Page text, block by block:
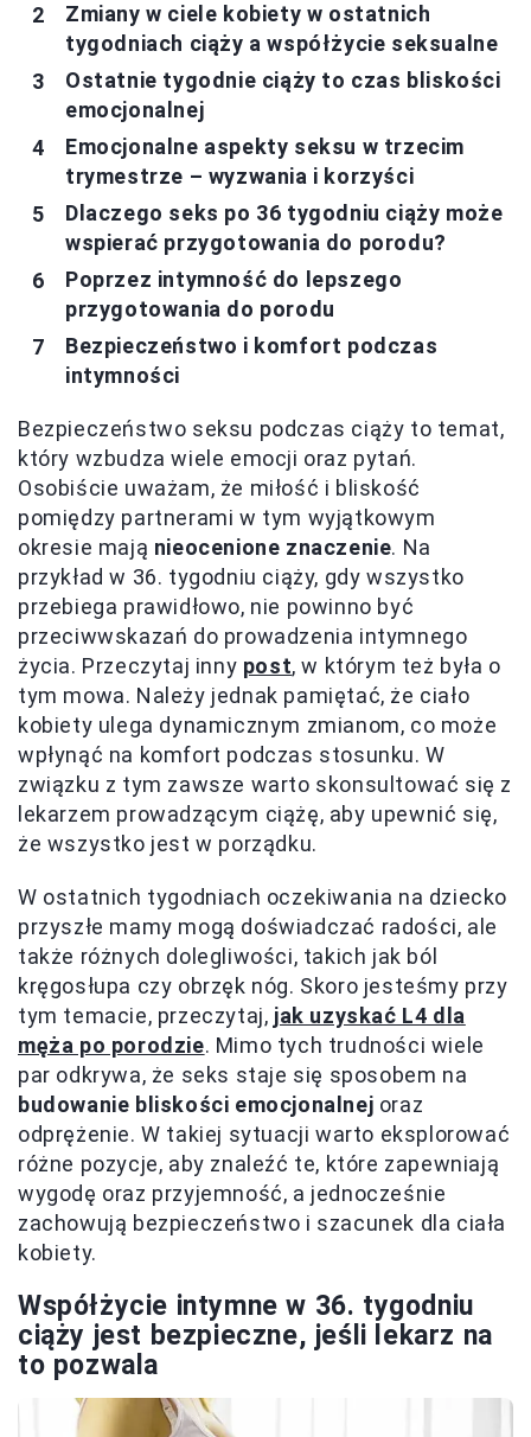
Zmiany w ciele kobiety w ostatnich
tygodniach ciąży a współżycie seksualne
Ostatnie tygodnie ciąży to czas bliskości
emocjonalnej
Emocjonalne aspekty seksu w trzecim
trymestrze – wyzwania i korzyści
Dlaczego seks po 36 tygodniu ciąży może
wspierać przygotowania do porodu?
Poprzez intymność do lepszego
przygotowania do porodu
Bezpieczeństwo i komfort podczas
intymności
Bezpieczeństwo seksu podczas ciąży to temat,
który wzbudza wiele emocji oraz pytań.
Osobiście uważam, że miłość i bliskość
pomiędzy partnerami w tym wyjątkowym
okresie mają nieocenione znaczenie. Na
przykład w 36. tygodniu ciąży, gdy wszystko
przebiega prawidłowo, nie powinno być
przeciwwskazań do prowadzenia intymnego
życia. Przeczytaj inny post, w którym też była o
tym mowa. Należy jednak pamiętać, że ciało
kobiety ulega dynamicznym zmianom, co może
wpłynąć na komfort podczas stosunku. W
związku z tym zawsze warto skonsultować się z
lekarzem prowadzącym ciążę, aby upewnić się,
że wszystko jest w porządku.
W ostatnich tygodniach oczekiwania na dziecko
przyszłe mamy mogą doświadczać radości, ale
także różnych dolegliwości, takich jak ból
kręgosłupa czy obrzęk nóg. Skoro jesteśmy przy
tym temacie, przeczytaj, jak uzyskać L4 dla
męża po porodzie. Mimo tych trudności wiele
par odkrywa, że seks staje się sposobem na
budowanie bliskości emocjonalnej oraz
odprężenie. W takiej sytuacji warto eksplorować
różne pozycje, aby znaleźć te, które zapewniają
wygodę oraz przyjemność, a jednocześnie
zachowują bezpieczeństwo i szacunek dla ciała
kobiety.
Współżycie intymne w 36. tygodniu
ciąży jest bezpieczne, jeśli lekarz na
to pozwala